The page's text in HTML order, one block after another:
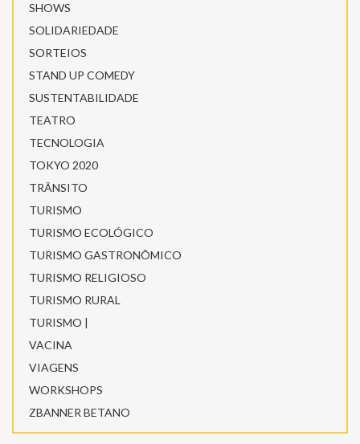
SHOWS
SOLIDARIEDADE
SORTEIOS
STAND UP COMEDY
SUSTENTABILIDADE
TEATRO
TECNOLOGIA
TOKYO 2020
TRÂNSITO
TURISMO
TURISMO ECOLÓGICO
TURISMO GASTRONÔMICO
TURISMO RELIGIOSO
TURISMO RURAL
TURISMO |
VACINA
VIAGENS
WORKSHOPS
ZBANNER BETANO